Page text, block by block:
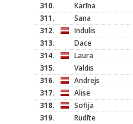
310.
Karīna
311.
Sana
312.
Indulis
313.
Dace
314.
Laura
315.
Valdis
316.
Andrejs
317.
Alise
318.
Sofija
319.
Rudīte